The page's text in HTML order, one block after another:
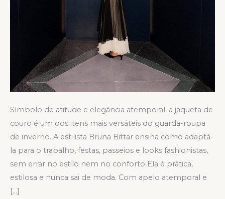
Símbolo de atitude e elegância atemporal, a jaqueta de
couro é um dos itens mais versáteis do guarda-roupa
de inverno. A estilista Bruna Bittar ensina como adaptá-
la para o trabalho, festas, passeios e looks fashionistas,
sem errar no estilo nem no conforto Ela é prática,
estilosa e nunca sai de moda. Com apelo atemporal e
[…]